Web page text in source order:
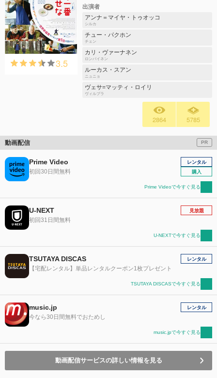
3.5
出演者
アンナ＝マイヤ・トゥオッコ
シルカ
チュー・パクホン
チェン
カリ・ヴァーナネン
ロンパイネン
ルーカス・スアン
ニュニョ
ヴェサ=マッティ・ロイリ
ヴィルプラ
2864 5785
動画配信 PR
Prime Video
初回30日間無料
レンタル
購入
Prime Videoで今すぐ見る
U-NEXT
初回31日間無料
見放題
U-NEXTで今すぐ見る
TSUTAYA DISCAS
【宅配レンタル】単品レンタルクーポン1枚プレゼント
レンタル
TSUTAYA DISCASで今すぐ見る
music.jp
今なら30日間無料でおためし
レンタル
music.jpで今すぐ見る
動画配信サービスの詳しい情報を見る